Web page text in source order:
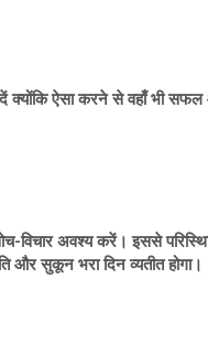
दें क्योंकि ऐसा करने से वहाँ भी
अवश्य करें। इससे
और सुकून भरा दिन व्यतीत होगा।